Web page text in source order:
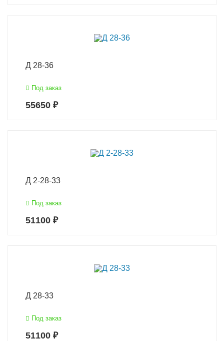
Д 28-36
Под заказ
55650 ₽
Д 2-28-33
Под заказ
51100 ₽
Д 28-33
Под заказ
51100 ₽